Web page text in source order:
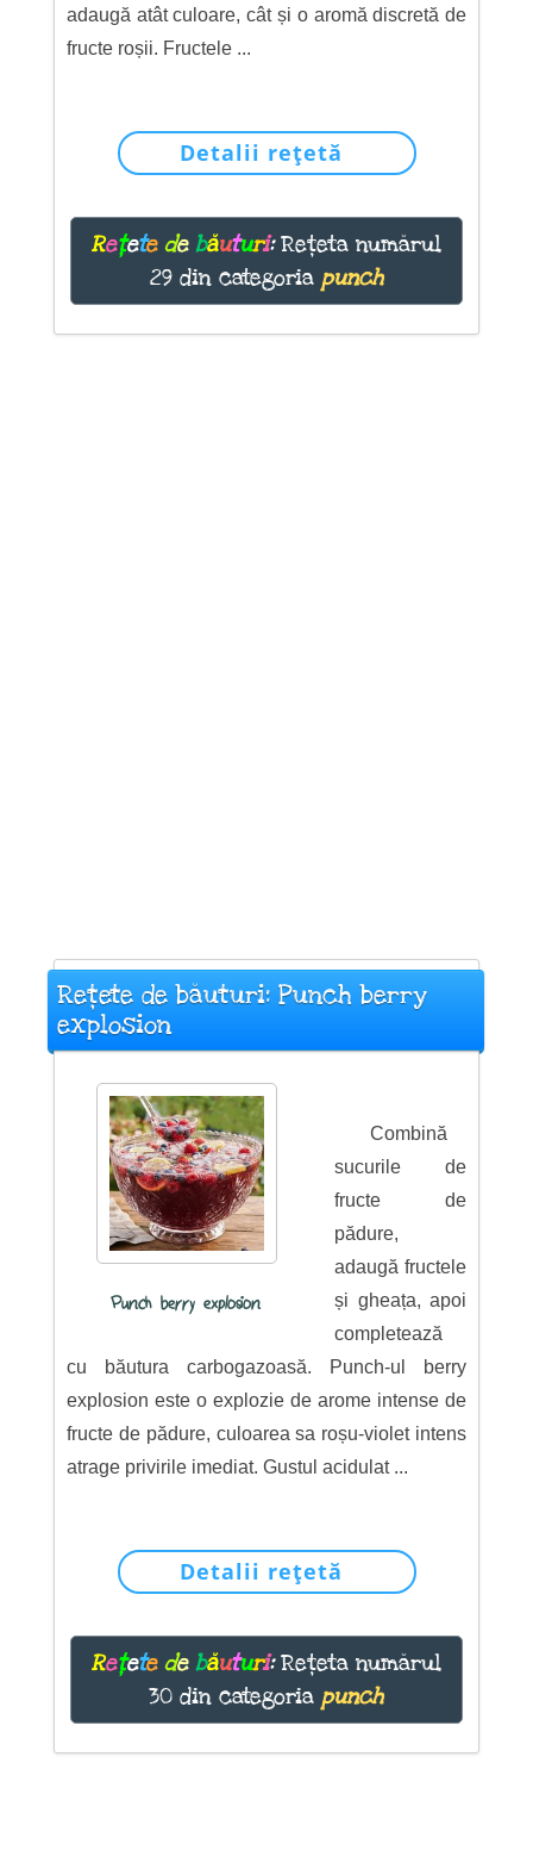
adaugă atât culoare, cât și o aromă discretă de
fructe roșii. Fructele ...
Detalii rețetă
Rețete de băuturi:Rețeta numărul
29 din categoria punch
Rețete de băuturi: Punch berry
explosion
Punch berry explosion
Combină
sucurile de
fructe de
pădure,
adaugă fructele
și gheața, apoi
completează
cu băutura carbogazoasă. Punch-ul berry
explosion este o explozie de arome intense de
fructe de pădure, culoarea sa roșu-violet intens
atrage privirile imediat. Gustul acidulat ...
Detalii rețetă
Rețete de băuturi:Rețeta numărul
30 din categoriapunch